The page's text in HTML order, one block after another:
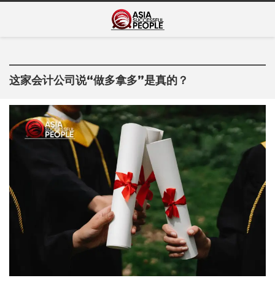
Asia Successful
People
这家会计公司说“做多拿多”是真的？